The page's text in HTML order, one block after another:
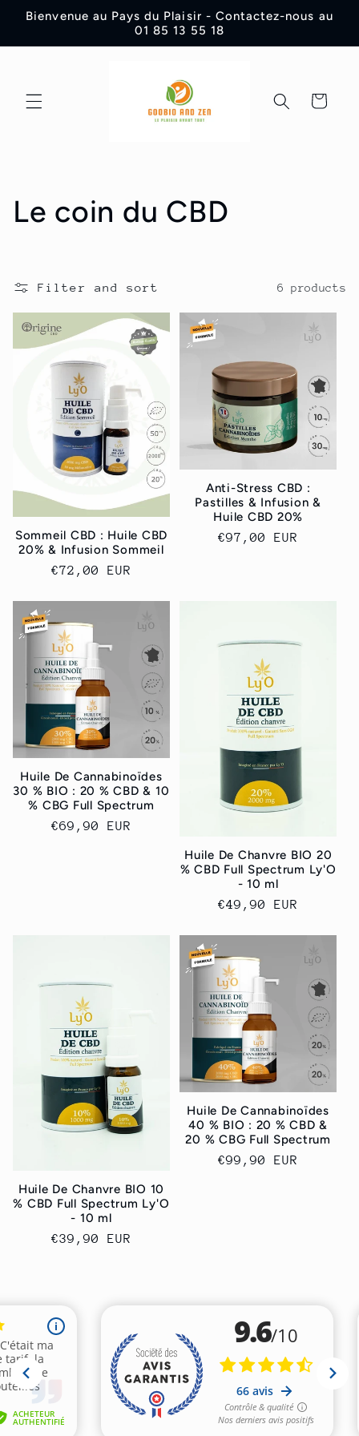
Skip to
Bienvenue au Pays du Plaisir - Contactez-nous au
01 85 13 55 18
Cart
C
l
l
e
o
n
Le coin du CBD
Filter and sort 6 products
Sommeil CBD : Huile CBD
20% & Infusion Sommeil
Regular
€72,00 EUR
Anti-Stress CBD :
Pastilles & Infusion &
Huile CBD 20%
Regular
€97,00 EUR
Huile De Cannabinoïdes
30 % BIO : 20 % CBD & 10
% CBG Full Spectrum
Regular
€69,90 EUR
Huile De Chanvre BIO 20
% CBD Full Spectrum Ly'O
- 10 ml
Regular
€49,90 EUR
Huile De Chanvre BIO 10
% CBD Full Spectrum Ly'O
- 10 ml
Regular
€39,90 EUR
Huile De Cannabinoïdes
40 % BIO : 20 % CBD &
20 % CBG Full Spectrum
Regular
€99,90 EUR